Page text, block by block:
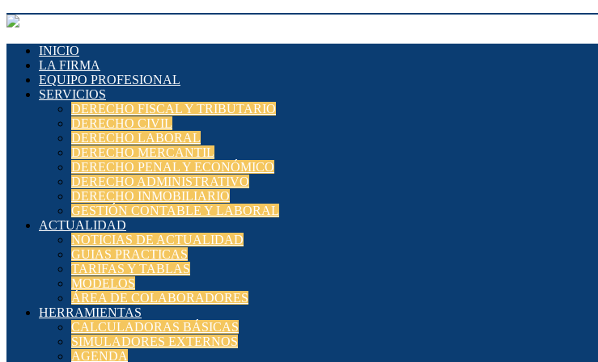
INICIO
LA FIRMA
EQUIPO PROFESIONAL
SERVICIOS
DERECHO FISCAL Y TRIBUTARIO
DERECHO CIVIL
DERECHO LABORAL
DERECHO MERCANTIL
DERECHO PENAL Y ECONÓMICO
DERECHO ADMINISTRATIVO
DERECHO INMOBILIARIO
GESTIÓN CONTABLE Y LABORAL
ACTUALIDAD
NOTICIAS DE ACTUALIDAD
GUIAS PRACTICAS
TARIFAS Y TABLAS
MODELOS
ÁREA DE COLABORADORES
HERRAMIENTAS
CALCULADORAS BÁSICAS
SIMULADORES EXTERNOS
AGENDA